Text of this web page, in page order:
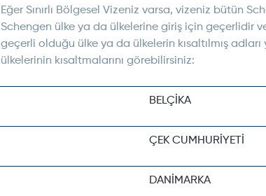
Eğer Sınırlı Bölgesel Vizeniz varsa, vizeniz bütün
Schengen ülke ya da ülkelerine giriş için geçerlidir
geçerli olduğu ülke ya da ülkelerin kısaltılmış adları
ülkelerinin kısaltmalarını görebilirsiniz:
BELÇİKA
ÇEK CUMHURİYETİ
DANİMARKA